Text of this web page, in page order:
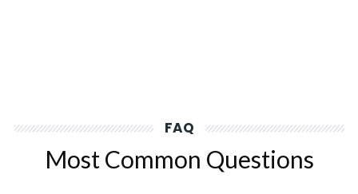
FAQ
Most Common Questions